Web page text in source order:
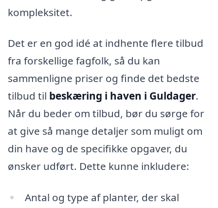
kompleksitet.
Det er en god idé at indhente flere tilbud
fra forskellige fagfolk, så du kan
sammenligne priser og finde det bedste
tilbud til beskæring i haven i Guldager.
Når du beder om tilbud, bør du sørge for
at give så mange detaljer som muligt om
din have og de specifikke opgaver, du
ønsker udført. Dette kunne inkludere:
Antal og type af planter, der skal